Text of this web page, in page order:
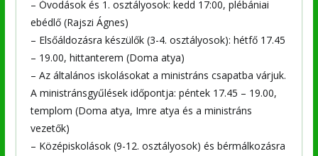
– Óvodások és 1. osztályosok: kedd 17:00, plébániai
ebédlő (Rajszi Ágnes)
– Elsőáldozásra készülők (3-4. osztályosok): hétfő 17.45
– 19.00, hittanterem (Doma atya)
– Az általános iskolásokat a ministráns csapatba várjuk.
A ministránsgyűlések időpontja: péntek 17.45 – 19.00,
templom (Doma atya, Imre atya és a ministráns
vezetők)
– Középiskolások (9-12. osztályosok) és bérmálkozásra